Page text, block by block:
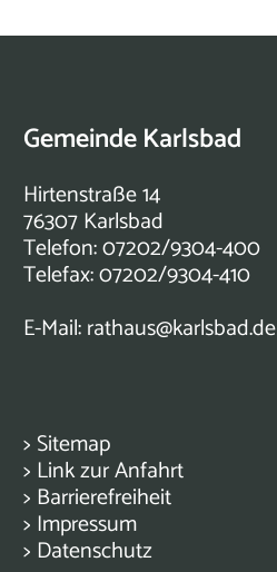
Gemeinde Karlsbad
Hirtenstraße 14
76307 Karlsbad
Telefon: 07202/9304-400
Telefax: 07202/9304-410
E-Mail:rathaus@karlsbad.de
> Sitemap
> Link zur Anfahrt
> Barrierefreiheit
> Impressum
> Datenschutz